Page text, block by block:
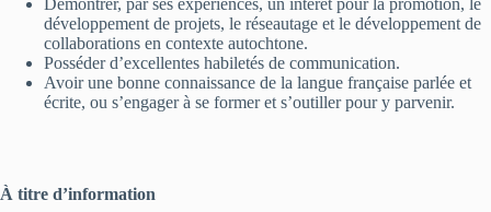
développement de projets, le réseautage et le développement de
collaborations en contexte autochtone.
Posséder d’excellentes habiletés de communication.
Avoir une bonne connaissance de la langue française parlée et
écrite, ou s’engager à se former et s’outiller pour y parvenir.
À titre d’information